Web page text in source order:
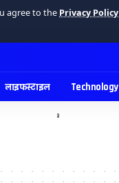
agree to the Privacy Policy
लाइफस्टाइल Technology
a